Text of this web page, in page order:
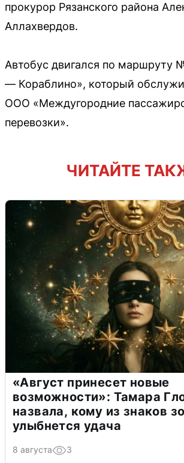
прокурор Рязанского района
Аллахвердов.
Автобус двигался по маршруту
— Кораблино», который
ООО «Междугородние
перевозки».
ЧИТАЙТЕ
«Август принесет новые
возможности»: Тамара
назвала, кому из знаков
улыбнется удача
8 августа 3